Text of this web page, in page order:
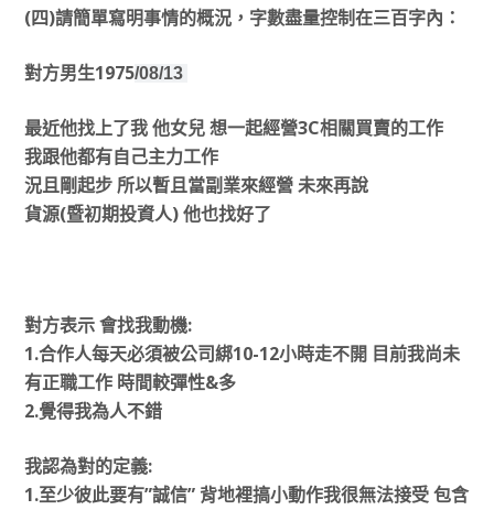
(四)請簡單寫明事情的概況，字數盡量控制在三百字內：
對方男生1975/08/13
最近他找上了我 他女兒 想一起經營3C相關買賣的工作
我跟他都有自己主力工作
況且剛起步 所以暫且當副業來經營 未來再說
貨源(暨初期投資人) 他也找好了
對方表示 會找我動機:
1.合作人每天必須被公司綁10-12小時走不開 目前我尚未
有正職工作 時間較彈性&多
2.覺得我為人不錯
我認為對的定義:
1.至少彼此要有”誠信” 背地裡搞小動作我很無法接受 包含